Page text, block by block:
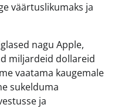
väärtuslikumaks ja
nagu Apple,
miljardeid dollareid
vaatama kaugemale
sukelduma
ja